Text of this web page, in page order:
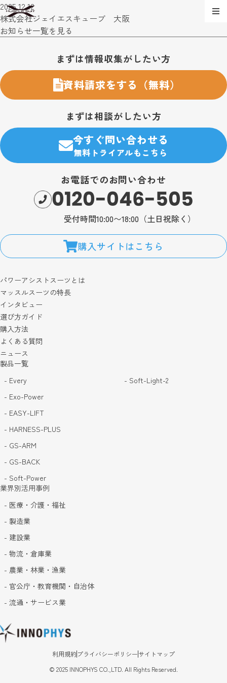
2025.12.12
株式会社ジェイエスキューブ 大阪
お知らせ一覧を見る
まずは情報収集がしたい方
資料請求をする（無料）
まずは相談がしたい方
今すぐ問い合わせる
無料トライアルもこちら
お電話でのお問い合わせ
0120-046-505
受付時間10:00〜18:00（土日祝除く）
購入サイトはこちら
パワーアシストスーツとは
マッスルスーツの特長
インタビュー
選び方ガイド
購入方法
よくある質問
ニュース
製品一覧
- Every
- Exo-Power
- EASY-LIFT
- HARNESS-PLUS
- GS-ARM
- GS-BACK
- Soft-Power
- Soft-Light-2
業界別活用事例
- 医療・介護・福祉
- 製造業
- 建設業
- 物流・倉庫業
- 農業・林業・漁業
- 官公庁・教育機関・自治体
- 流通・サービス業
利用規約 プライバシーポリシーサイトマップ
© 2025 INNOPHYS CO.,LTD. All Rights Reserved.